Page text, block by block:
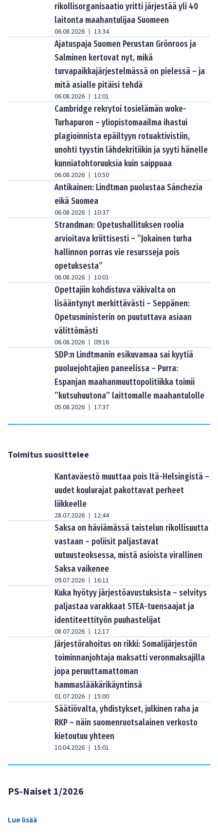
rikollisorganisaatio yritti järjestää yli 40
laitonta maahantulijaa Suomeen
06.08.2026 | 13:34
Ajatuspaja Suomen Perustan Grönroos ja
Salminen kertovat nyt, mikä
turvapaikkajärjestelmässä on pielessä – ja
mitä asialle pitäisi tehdä
06.08.2026 | 12:01
Cambridge rekrytoi tosielämän woke-
Turhapuron – yliopistomaailma ihastui
plagioinnista epäiltyyn rotuaktivistiin,
unohti tyystin lähdekritiikin ja syyti hänelle
kunniatohtoruuksia kuin saippuaa
06.08.2026 | 10:50
Antikainen: Lindtman puolustaa Sánchezia
eikä Suomea
06.08.2026 | 10:37
Strandman: Opetushallituksen roolia
arvioitava kriittisesti – ”Jokainen turha
hallinnon porras vie resursseja pois
opetuksesta”
06.08.2026 | 10:01
Opettajiin kohdistuva väkivalta on
lisääntynyt merkittävästi – Seppänen:
Opetusministerin on puututtava asiaan
välittömästi
06.08.2026 | 09:16
SDP:n Lindtmanin esikuvamaa sai kyytiä
puoluejohtajien paneelissa – Purra:
Espanjan maahanmuuttopolitiikka toimii
”kutsuhuutona” laittomalle maahantulolle
05.08.2026 | 17:37
Toimitus suosittelee
Kantaväestö muuttaa pois Itä-Helsingistä –
uudet koulurajat pakottavat perheet
liikkeelle
28.07.2026 | 12:44
Saksa on häviämässä taistelun rikollisuutta
vastaan – poliisit paljastavat
uutuusteoksessa, mistä asioista virallinen
Saksa vaikenee
09.07.2026 | 16:11
Kuka hyötyy järjestöavustuksista – selvitys
paljastaa varakkaat STEA-tuensaajat ja
identiteettityön puuhastelijat
08.07.2026 | 12:17
Järjestörahoitus on rikki: Somalijärjestön
toiminnanjohtaja maksatti veronmaksajilla
jopa peruuttamattoman
hammaslääkärikäyntinsä
01.07.2026 | 15:00
Säätiövalta, yhdistykset, julkinen raha ja
RKP – näin suomenruotsalainen verkosto
kietoutuu yhteen
10.04.2026 | 15:01
PS-Naiset 1/2026
Lue lisää